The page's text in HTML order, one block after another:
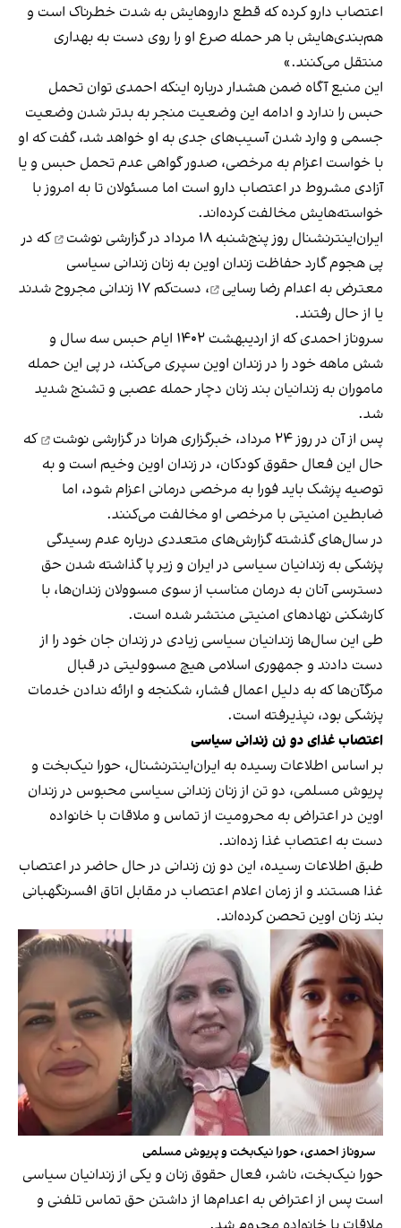
اعتصاب دارو کرده که قطع داروهایش به شدت خطرناک است و
هم‌بندی‌هایش با هر حمله صرع او را روی دست به بهداری
منتقل می‌کنند.»
این منبع آگاه ضمن هشدار درباره اینکه احمدی توان تحمل
حبس را ندارد و ادامه این وضعیت منجر به بدتر شدن وضعیت
جسمی و وارد شدن آسیب‌های جدی به او خواهد شد، گفت که او
با خواست اعزام به مرخصی، صدور گواهی عدم تحمل حبس و یا
آزادی مشروط در اعتصاب دارو است اما مسئولان تا به امروز با
خواسته‌هایش مخالفت کرده‌اند.
ایران‌اینترنشنال روز پنج‌شنبه ۱۸ مرداد
در گزارشی نوشت
که در
پی هجوم گارد حفاظت زندان اوین به زنان زندانی سیاسی
معترض به اعدام رضا رسایی
، دست‌کم ۱۷ زندانی مجروح شدند
یا از حال رفتند.
سروناز احمدی که از اردیبهشت ۱۴۰۲ ایام حبس سه سال و
شش ماهه خود را در زندان اوین سپری می‌کند، در پی این حمله
ماموران به زندانیان بند زنان دچار حمله عصبی و تشنج شدید
شد.
پس از آن در روز ۲۴ مرداد، خبرگزاری هرانا
در گزارشی نوشت
که
حال این فعال حقوق کودکان، در زندان اوین وخیم است و به
توصیه پزشک باید فورا به مرخصی درمانی اعزام شود، اما
ضابطین امنیتی با مرخصی او مخالفت می‌کنند.
در سال‌های گذشته گزارش‌های متعددی درباره عدم رسیدگی
پزشکی به زندانیان سیاسی در ایران و زیر پا گذاشته شدن حق
دسترسی آنان به درمان مناسب از سوی مسوولان زندان‌ها، با
کارشکنی نهادهای امنیتی منتشر شده است.
طی این سال‌ها زندانیان سیاسی زیادی در زندان جان خود را از
دست دادند و جمهوری اسلامی هیچ مسوولیتی در قبال
مرگآن‌ها که به دلیل اعمال فشار، شکنجه و ارائه ندادن خدمات
پزشکی بود، نپذیرفته است.
اعتصاب غذای دو زن زندانی سیاسی
بر اساس اطلاعات رسیده به ایران‌اینترنشنال، حورا نیک‌بخت و
پریوش مسلمی، دو تن از زنان زندانی سیاسی محبوس در زندان
اوین در اعتراض به محرومیت از تماس و ملاقات با خانواده
دست به اعتصاب غذا زده‌اند.
طبق اطلاعات رسیده، این دو زن زندانی در حال حاضر در اعتصاب
غذا هستند و از زمان اعلام اعتصاب در مقابل اتاق افسرنگهبانی
بند زنان اوین تحصن کرده‌اند.
سروناز احمدی، حورا نیک‌بخت و پریوش مسلمی
حورا نیک‌بخت، ناشر، فعال حقوق زنان و یکی از زندانیان سیاسی
است پس از اعتراض به اعدام‌ها از داشتن حق تماس تلفنی و